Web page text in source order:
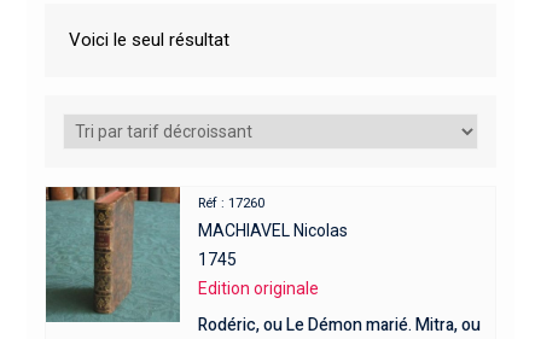
Voici le seul résultat
Réf : 17260
MACHIAVEL Nicolas
1745
Edition originale
Rodéric, ou Le Démon marié. Mitra, ou